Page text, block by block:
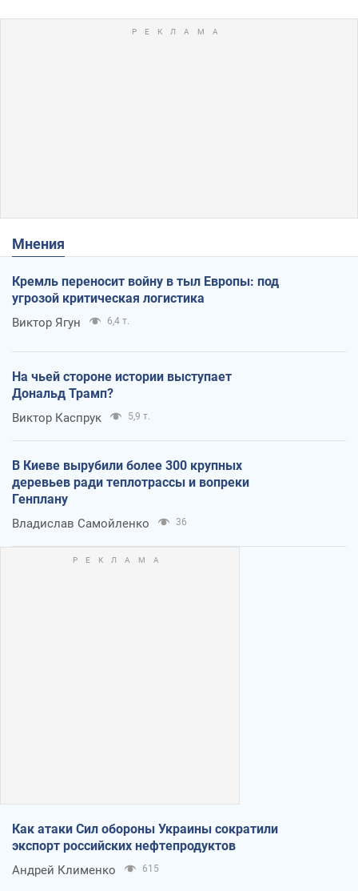
Мнения
Кремль переносит войну в тыл Европы: под
угрозой критическая логистика
Виктор Ягун 6,4 т.
На чьей стороне истории выступает
Дональд Трамп?
Виктор Каспрук 5,9 т.
В Киеве вырубили более 300 крупных
деревьев ради теплотрассы и вопреки
Генплану
Владислав Самойленко 36
Как атаки Сил обороны Украины сократили
экспорт российских нефтепродуктов
Андрей Клименко 615